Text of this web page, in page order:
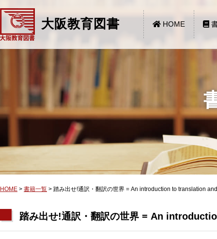
大阪教育図書 HOME
HOME > 書籍一覧 > 踏み出せ!通訳・翻訳の世界 = An introduction to translation
踏み出せ!通訳・翻訳の世界 = An